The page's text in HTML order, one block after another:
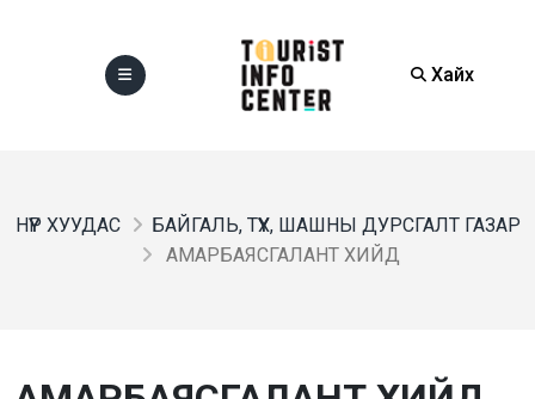
Хайх
НҮҮР ХУУДАС
БАЙГАЛЬ, ТҮҮХ, ШАШНЫ ДУРСГАЛТ ГАЗАР
АМАРБАЯСГАЛАНТ ХИЙД